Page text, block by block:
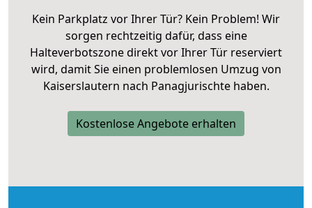
Kein Parkplatz vor Ihrer Tür? Kein Problem! Wir
sorgen rechtzeitig dafür, dass eine
Halteverbotszone direkt vor Ihrer Tür reserviert
wird, damit Sie einen problemlosen Umzug von
Kaiserslautern nach Panagjurischte haben.
Kostenlose Angebote erhalten